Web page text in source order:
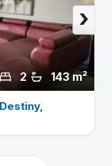
143 m²
2
›